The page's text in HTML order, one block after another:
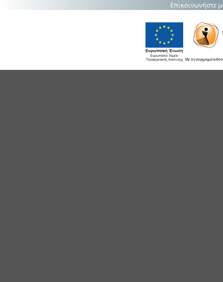
Επικοινωνήστε